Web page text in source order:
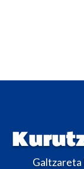
Galtzareta